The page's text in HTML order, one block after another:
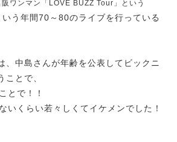
ワンマン「LOVE BUZZ Tour」という
う年間70～80のライブを行っている
、中島さんが年齢を公表してビックニ
ことで、
とで！！
いくらい若々しくてイケメンでした！